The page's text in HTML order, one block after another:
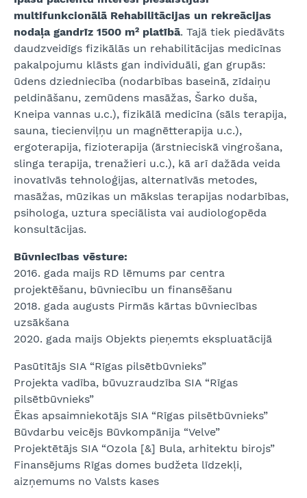
multifunkcionālā Rehabilitācijas un rekreācijas
nodaļa gandrīz 1500 m² platībā. Tajā tiek piedāvāts
daudzveidīgs fizikālās un rehabilitācijas medicīnas
pakalpojumu klāsts gan individuāli, gan grupās:
ūdens dziedniecība (nodarbības baseinā, zīdaiņu
peldināšanu, zemūdens masāžas, Šarko duša,
Kneipa vannas u.c.), fizikālā medicīna (sāls terapija,
sauna, tiecienviļņu un magnētterapija u.c.),
ergoterapija, fizioterapija (ārstnieciskā vingrošana,
slinga terapija, trenažieri u.c.), kā arī dažāda veida
inovatīvās tehnoloģijas, alternatīvās metodes,
masāžas, mūzikas un mākslas terapijas nodarbības,
psihologa, uztura speciālista vai audiologopēda
konsultācijas.
Būvniecības vēsture:
2016. gada maijs RD lēmums par centra
projektēšanu, būvniecību un finansēšanu
2018. gada augusts Pirmās kārtas būvniecības
uzsākšana
2020. gada maijs Objekts pieņemts ekspluatācijā
Pasūtītājs SIA “Rīgas pilsētbūvnieks”
Projekta vadība, būvuzraudzība SIA “Rīgas
pilsētbūvnieks”
Ēkas apsaimniekotājs SIA “Rīgas pilsētbūvnieks”
Būvdarbu veicējs Būvkompānija “Velve”
Projektētājs SIA “Ozola [&] Bula, arhitektu birojs”
Finansējums Rīgas domes budžeta līdzekļi,
aizņemums no Valsts kases